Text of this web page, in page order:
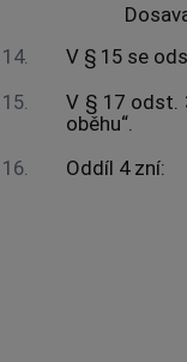
14.
V § 15 se
15.
V § 17 odst.
oběhu“.
16.
Oddíl 4 zní: